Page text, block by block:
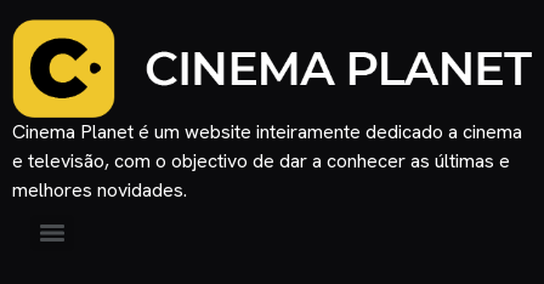
Cinema Planet é um website inteiramente dedicado a cinema
e televisão, com o objectivo de dar a conhecer as últimas e
melhores novidades.